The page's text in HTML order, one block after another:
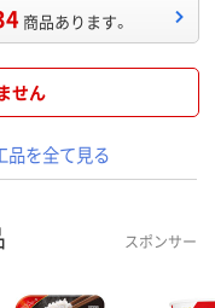
商品あります。
せん
品を全て見る
スポンサー